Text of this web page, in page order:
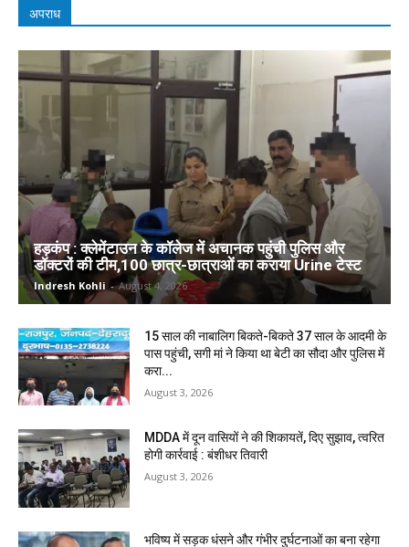
अपराध
हड़कंप : क्लेमेंटाउन के कॉलेज में अचानक पहुंची पुलिस और
डॉक्टरों की टीम,100 छात्र-छात्राओं का कराया Urine टेस्ट
Indresh Kohli - August 4, 2026
15 साल की नाबालिग बिकते-बिकते 37 साल के आदमी के
पास पहुंची, सगी मां ने किया था बेटी का सौदा और पुलिस में
करा...
August 3, 2026
MDDA में दून वासियों ने की शिकायतें, दिए सुझाव, त्वरित
होगी कार्रवाई : बंशीधर तिवारी
August 3, 2026
भविष्य में सड़क धंसने और गंभीर दुर्घटनाओं का बना रहेगा